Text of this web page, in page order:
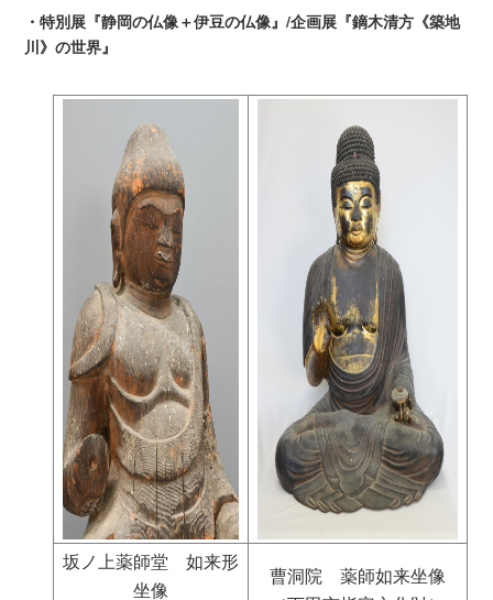
・特別展『静岡の仏像＋伊豆の仏像』/企画展『鏑木清方《築地
川》の世界』
坂ノ上薬師堂 如来形
坐像
曹洞院 薬師如来坐像